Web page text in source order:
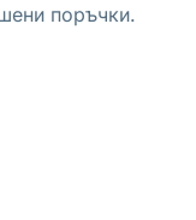
поръчки.